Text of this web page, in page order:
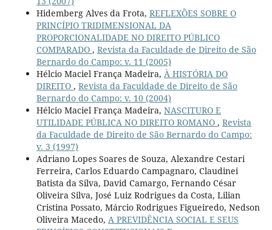
Hidemberg Alves da Frota, REFLEXÕES SOBRE O
PRINCÍPIO TRIDIMENSIONAL DA
PROPORCIONALIDADE NO DIREITO PÚBLICO
COMPARADO , Revista da Faculdade de Direito de São
Bernardo do Campo: v. 11 (2005)
Hélcio Maciel França Madeira, À HISTÓRIA DO
DIREITO , Revista da Faculdade de Direito de São
Bernardo do Campo: v. 10 (2004)
Hélcio Maciel França Madeira, NASCITURO E
UTILIDADE PÚBLICA NO DIREITO ROMANO , Revista
da Faculdade de Direito de São Bernardo do Campo:
v. 3 (1997)
Adriano Lopes Soares de Souza, Alexandre Cestari
Ferreira, Carlos Eduardo Campagnaro, Claudinei
Batista da Silva, David Camargo, Fernando César
Oliveira Silva, José Luiz Rodrigues da Costa, Lilian
Cristina Possato, Márcio Rodrigues Figueiredo, Nedson
Oliveira Macedo, A PREVIDÊNCIA SOCIAL E SEUS